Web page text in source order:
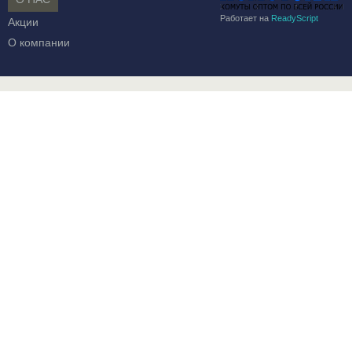
Работает на ReadyScript
Акции
О компании